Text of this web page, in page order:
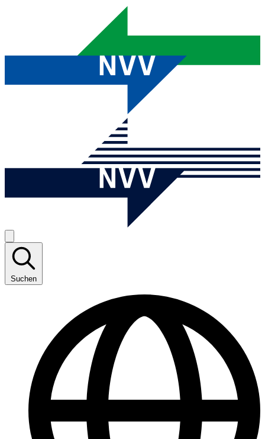
Suchen